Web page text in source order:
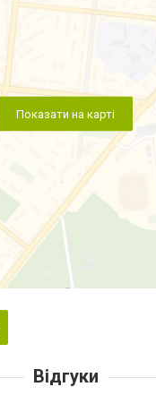
Показати на карті
Відгуки